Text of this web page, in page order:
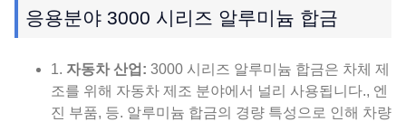
응용분야 3000 시리즈 알루미늄 합금
1. 자동차 산업: 3000 시리즈 알루미늄 합금은 차체 제
조를 위해 자동차 제조 분야에서 널리 사용됩니다., 엔
진 부품, 등. 알루미늄 합금의 경량 특성으로 인해 차량